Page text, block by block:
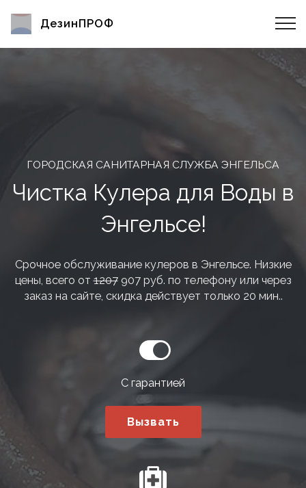
ДезинПРОФ
ГОРОДСКАЯ САНИТАРНАЯ СЛУЖБА ЭНГЕЛЬСА
Чистка Кулера для Воды в
Энгельсе!
Срочное обслуживание кулеров в Энгельсе. Низкие
цены, всего от1207907 руб. по телефону или через
заказ на сайте, скидка действует только 20 мин..
С гарантией
Вызвать